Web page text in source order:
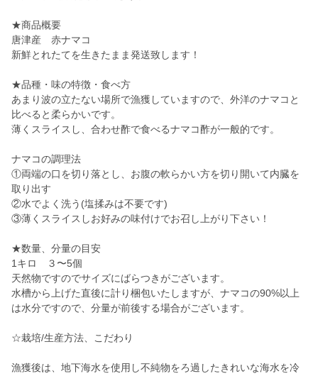
★商品概要
唐津産 赤ナマコ
新鮮とれたてを生きたまま発送致します！
★品種・味の特徴・食べ方
あまり波の立たない場所で漁獲していますので、外洋のナマコと
比べると柔らかいです。
薄くスライスし、合わせ酢で食べるナマコ酢が一般的です。
ナマコの調理法
①両端の口を切り落とし、お腹の軟らかい方を切り開いて内臓を
取り出す
②水でよく洗う(塩揉みは不要です)
③薄くスライスしお好みの味付けでお召し上がり下さい！
★数量、分量の目安
1キロ ３〜5個
天然物ですのでサイズにばらつきがございます。
水槽から上げた直後に計り梱包いたしますが、ナマコの90%以上
は水分ですので、分量が前後する場合がございます。
☆栽培/生産方法、こだわり
漁獲後は、地下海水を使用し不純物をろ過したきれいな海水を冷